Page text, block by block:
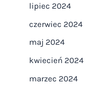
lipiec 2024
czerwiec 2024
maj 2024
kwiecień 2024
marzec 2024